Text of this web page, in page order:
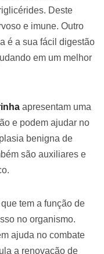
Deste
e imune. Outro
é a sua fácil digestão
em um melhor
apresentam uma
e podem ajudar no
benigna de
são auxiliares e
tem a função de
no organismo.
ajuda no combate
a renovação de